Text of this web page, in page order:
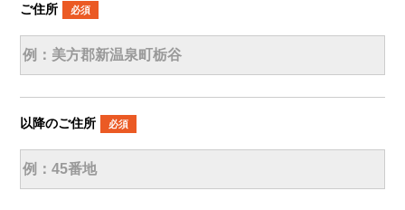
ご住所 必須
以降のご住所 必須